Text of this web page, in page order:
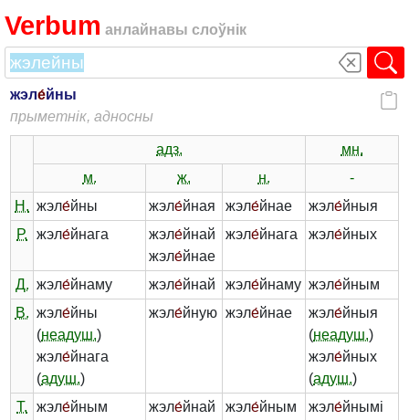
Verbum анлайнавы слоўнік
жэле́йны
прыметнік, адносны
адз.
мн.
м.
ж. н.
-
Н. жэле́йны жэле́йная жэле́йнае жэле́йныя
Р.
жэле́йнага жэле́йнай
жэле́йнае
жэле́йнага жэле́йных
Д. жэле́йнаму жэле́йнай жэле́йнаму жэле́йным
В. жэле́йны
(неадуш.)
жэле́йнага
(адуш.)
жэле́йную жэле́йнае жэле́йныя
(неадуш.)
жэле́йных
(адуш.)
Т.
жэле́йным жэле́йнай
жэле́йным жэле́йнымі